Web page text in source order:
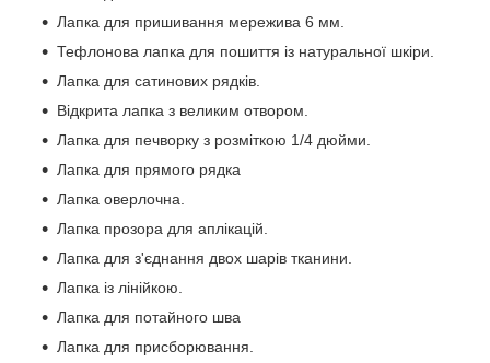
Лапка для пришивання мережива 6 мм.
Тефлонова лапка для пошиття із натуральної шкіри.
Лапка для сатинових рядків.
Відкрита лапка з великим отвором.
Лапка для печворку з розміткою 1/4 дюйми.
Лапка для прямого рядка
Лапка оверлочна.
Лапка прозора для аплікацій.
Лапка для з'єднання двох шарів тканини.
Лапка із лінійкою.
Лапка для потайного шва
Лапка для присборювання.